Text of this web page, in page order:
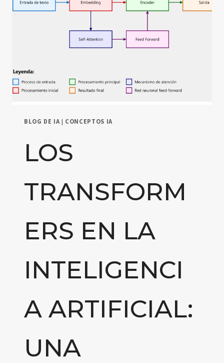
CLASSROOM,
RESPONSIBLE
EDUCATION
BLOG DE IA | CONCEPTOS IA
LOS
TRANSFORM
ERS EN LA
INTELIGENCI
A ARTIFICIAL:
UNA